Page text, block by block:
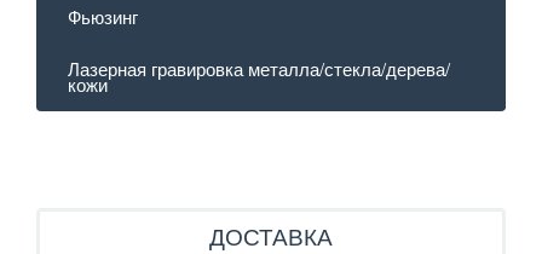
Фьюзинг
Лазерная гравировка металла/стекла/дерева/
кожи
ДОСТАВКА